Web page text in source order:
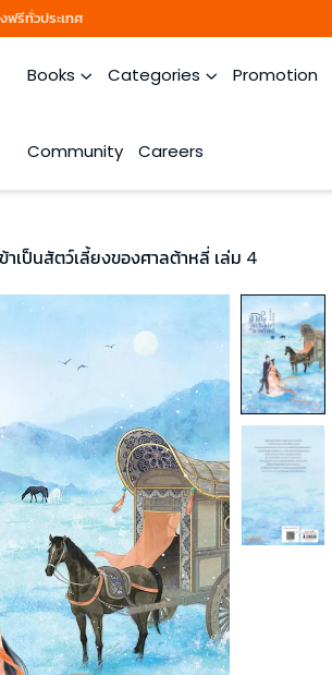
รีทั่วประเทศ
Books Categories Promotion
Community Careers
ข้าเป็นสัตว์เลี้ยงของศาลต้าหลี่ เล่ม 4